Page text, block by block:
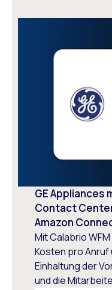
GE Appliances
Contact
Amazon
Mit Calabrio
Kosten pro Anruf
Einhaltung der
und die